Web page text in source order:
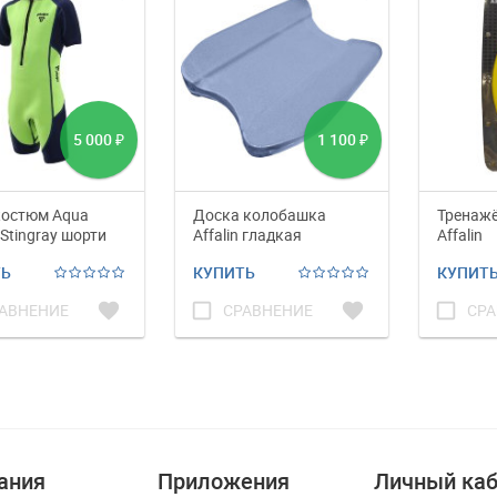
5 000 ₽
Aqua
шорти
favorite
1 100 ₽
Доска колобашка
Affalin гладкая
КУПИТЬ
check_box_outline_blank СРАВНЕНИЕ favorite
Affalin
check_box_outline_blank
Приложения Личный